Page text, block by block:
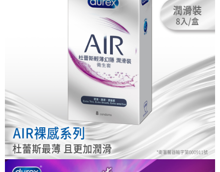
１．於結帳方式選擇「AFTEE先享後付」後，將跳轉至「AFTEE先享後付」
結帳頁面，進行簡訊認證並確認金額後，即可完成結帳。
２．訂單成立數日內，您將收到繳費通知簡訊。
３．收到繳費通知簡訊後14天內，點擊此簡訊中的連結，可透過四大超商／
ATM／網路銀行／等多元方式進行付款，方視為交易完成。
※ 請注意：結帳手續完成當下不需立刻繳費，但若您需要取消訂單，請聯絡
購買商品的店家。未經商家同意取消之訂單仍視為有效，需透過AFTEE先享
※ 交易是否成功請以「AFTEE先享後付 」之結帳頁面顯示為準，若有關於
是否繳費成功／繳費後需取消欲退款等相關疑問，請聯繫「AFTEE先享後付
客戶支援中心」
https://netprotections.freshdesk.com/support/home
【注意事項】
１．透過由恩沛科技股份有限公司提供之「AFTEE先享後付」服務完成之交
易，需依本服務之必要範圍內提供個人資料，並將交易相關給付款項請求債
權轉讓予恩沛科技股份有限公司。
２．關於個人資料處理事宜，請瀏覽以下網址：
https://aftee.tw/terms/#terms3
３．未成年的使用者請事先徵得法定代理人或監護人之同意方可使用
每筆NT$80，滿NT$999(含以上)免運費
每筆NT$80，滿NT$999(含以上)免運費
每筆NT$80，滿NT$999(含以上)免運費
宅配
每筆NT$90，滿NT$999(含以上)免運費